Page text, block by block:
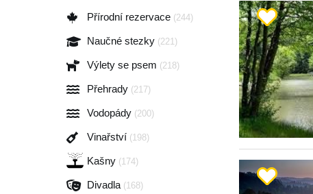
Přírodní rezervace (244)
Naučné stezky (221)
Výlety se psem (218)
Přehrady (217)
Vodopády (200)
Vinařství (198)
Kašny (174)
Divadla (168)